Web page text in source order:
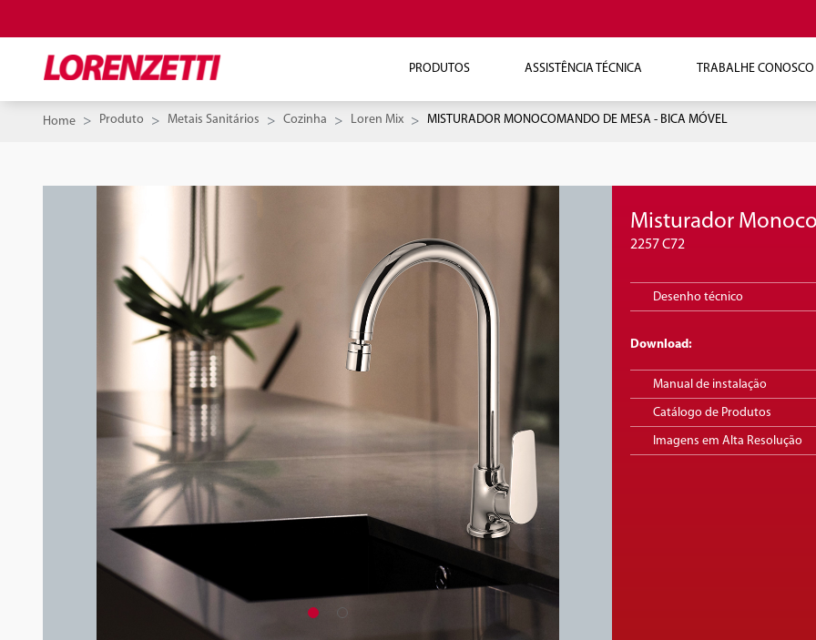
PRODUTOS ASSISTÊNCIA TÉCNICA TRABALHE CONOSCO
Home Produto Metais Sanitários Cozinha Loren Mix MISTURADOR MONOCOMANDO DE MESA - BICA MÓVEL
Misturador
2257 C72
Desenho técnico
Download:
Manual de instalação
Catálogo de Produtos
Imagens em Alta Resolução